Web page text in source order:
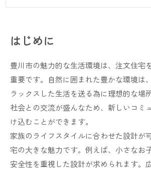
5.豊川市で人気の注文住宅スタイル
7.注文住宅の完成後のメンテナンス
8. 注文住宅を成功させる為のコツ
9.まとめ
10.よくある質問
11.豊川市について
12.
注文住宅の基礎知識
13.会社概要
14.近隣エリア
はじめに
豊川市の魅力的な生活環境は、注文住宅
重要です。自然に囲まれた豊かな環境は
ラックスした生活を送る為に理想的な場
社会との交流が盛んなため、新しいコミ
け込むことができます。
家族のライフスタイルに合わせた設計が
宅の大きな魅力です。例えば、小さなお
安全性を重視した設計が求められます。